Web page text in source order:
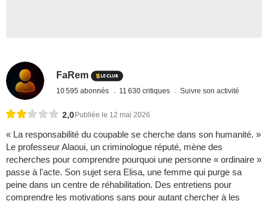
FaRem
10 595 abonnés 11 630 critiques Suivre son activité
2,0 Publiée le 12 mai 2026
« La responsabilité du coupable se cherche dans son humanité. »
Le professeur Alaoui, un criminologue réputé, mène des
recherches pour comprendre pourquoi une personne « ordinaire »
passe à l'acte. Son sujet sera Elisa, une femme qui purge sa
peine dans un centre de réhabilitation. Des entretiens pour
comprendre les motivations sans pour autant chercher à les